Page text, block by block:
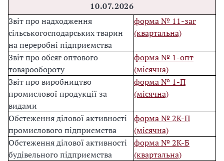
10.07.2026
Звіт про надходження
сільськогосподарських тварин
на переробні підприємства
форма № 11-заг
(квартальна)
Звіт про обсяг оптового
товарообороту
форма № 1-опт
(місячна)
Звіт про виробництво
промислової продукції за
видами
форма № 1-П
(місячна)
Обстеження ділової активності
промислового підприємства
форма № 2К-П
(місячна)
Обстеження ділової активності
будівельного підприємства
форма № 2К-Б
(квартальна)